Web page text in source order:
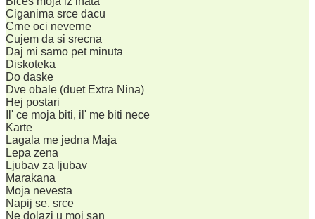
Ciganima srce dacu
Crne oci neverne
Cujem da si srecna
Daj mi samo pet minuta
Diskoteka
Do daske
Dve obale (duet Extra Nina)
Hej postari
Il' ce moja biti, il' me biti nece
Karte
Lagala me jedna Maja
Lepa zena
Ljubav za ljubav
Marakana
Moja nevesta
Napij se, srce
Ne dolazi u moj san